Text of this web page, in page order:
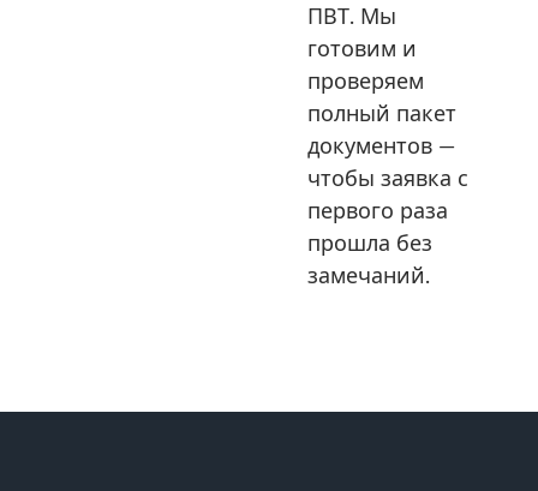
ПВТ. Мы
готовим и
проверяем
полный пакет
документов —
чтобы заявка с
первого раза
прошла без
замечаний.